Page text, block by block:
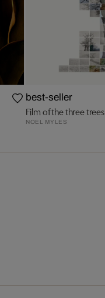
best-seller
Film of the three
NOEL MYLES